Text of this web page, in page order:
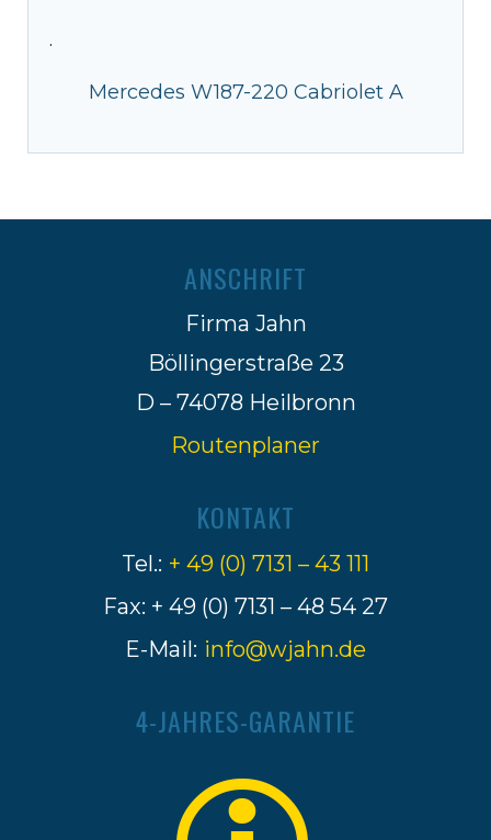
·
Mercedes W187-220 Cabriolet A
ANSCHRIFT
Firma Jahn
Böllingerstraße 23
D – 74078 Heilbronn
Routenplaner
KONTAKT
Tel.: + 49 (0) 7131 – 43 111
Fax: + 49 (0) 7131 – 48 54 27
E-Mail: info@wjahn.de
4-JAHRES-GARANTIE